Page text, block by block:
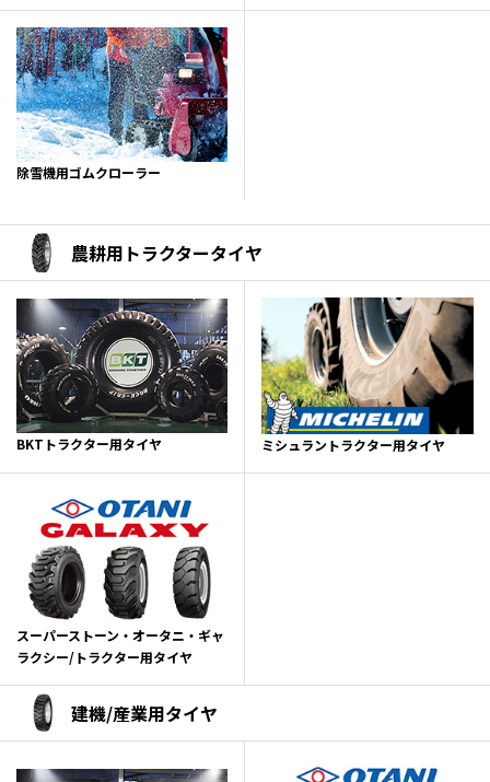
除雪機用ゴムクローラー
農耕用トラクタータイヤ
BKTトラクター用タイヤ ミシュラントラクター用タイヤ
スーパーストーン・オータニ・ギャ
ラクシー/トラクター用タイヤ
建機/産業用タイヤ